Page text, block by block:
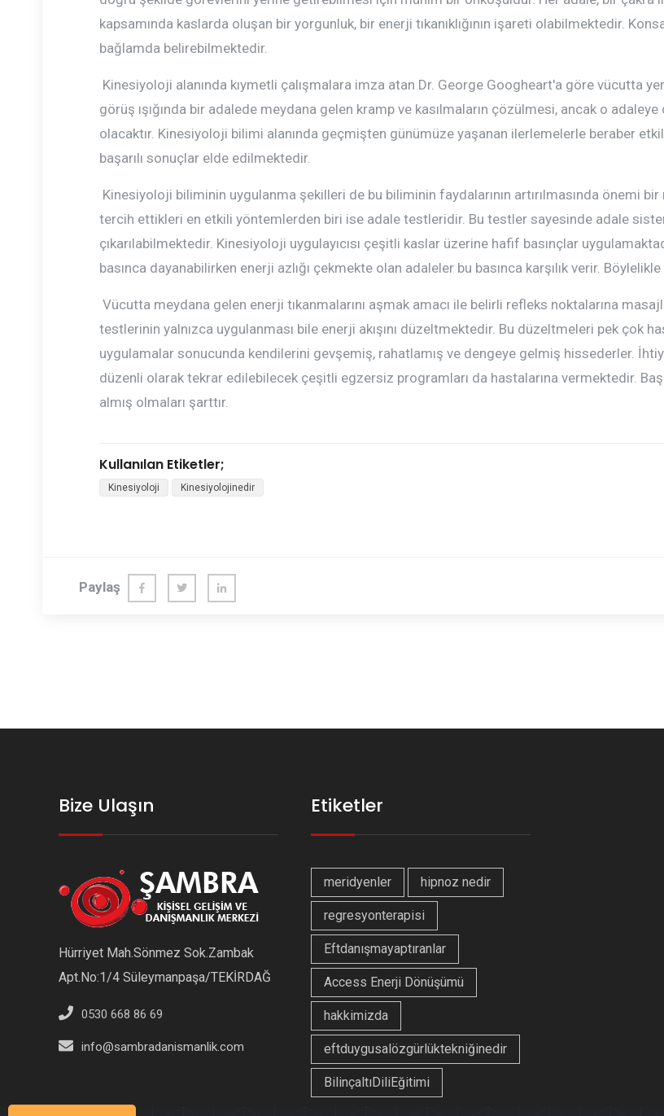
kapsamında kaslarda oluşan bir yorgunluk, bir enerji tıkanıklığının işareti olabilmektedir.
bağlamda belirebilmektedir.
Kinesiyoloji alanında kıymetli çalışmalara imza atan Dr. George Googheart'a göre vücutta
görüş ışığında bir adalede meydana gelen kramp ve kasılmaların çözülmesi, ancak o
olacaktır. Kinesiyoloji bilimi alanında geçmişten günümüze yaşanan ilerlemelerle beraber
başarılı sonuçlar elde edilmektedir.
Kinesiyoloji biliminin uygulanma şekilleri de bu biliminin faydalarının artırılmasında önemi bir
tercih ettikleri en etkili yöntemlerden biri ise adale testleridir. Bu testler sayesinde adale
çıkarılabilmektedir. Kinesiyoloji uygulayıcısı çeşitli kaslar üzerine hafif basınçlar
basınca dayanabilirken enerji azlığı çekmekte olan adaleler bu basınca karşılık verir.
Vücutta meydana gelen enerji tıkanmalarını aşmak amacı ile belirli refleks noktalarına
testlerinin yalnızca uygulanması bile enerji akışını düzeltmektedir. Bu düzeltmeleri pek çok
uygulamalar sonucunda kendilerini gevşemiş, rahatlamış ve dengeye gelmiş hissederler.
düzenli olarak tekrar edilebilecek çeşitli egzersiz programları da hastalarına vermektedir.
almış olmaları şarttır.
Kullanılan Etiketler;
Kinesiyoloji Kinesiyolojinedir
Paylaş
Bize Ulaşın
Hürriyet Mah.Sönmez Sok.Zambak
Apt.No:1/4 Süleymanpaşa/TEKİRDAĞ
0530 668 86 69
info@sambradanismanlik.com
Etiketler
meridyenler hipnoz nedir
regresyonterapisi
Eftdanışmayaptıranlar
Access Enerji Dönüşümü
hakkimizda
eftduygusalözgürlüktekniğinedir
BilinçaltıDiliEğitimi